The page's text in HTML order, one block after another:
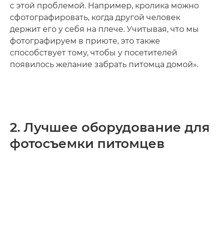
с этой проблемой. Например, кролика можно
сфотографировать, когда другой человек
держит его у себя на плече. Учитывая, что мы
фотографируем в приюте, это также
способствует тому, чтобы у посетителей
появилось желание забрать питомца домой».
2. Лучшее оборудование для
фотосъемки питомцев